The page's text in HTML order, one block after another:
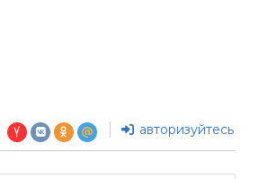
авторизуйтесь